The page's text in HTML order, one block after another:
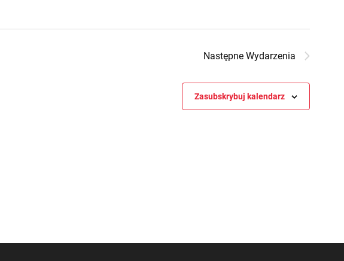
Następne Wydarzenia
Zasubskrybuj kalendarz